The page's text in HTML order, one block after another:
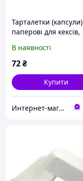
Тарталетки (капсули)
паперові для кексів,
В наявності
72₴
Купити
Интернет-магазин "Повар, пекарь и кондитер"